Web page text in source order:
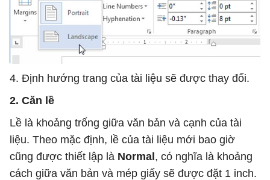
4. Định hướng trang của tài liệu sẽ được thay đổi.
2. Căn lề
Lề là khoảng trống giữa văn bản và cạnh của tài
liệu. Theo mặc định, lề của tài liệu mới bao giờ
cũng được thiết lập là Normal, có nghĩa là khoảng
cách giữa văn bản và mép giấy sẽ được đặt 1 inch.